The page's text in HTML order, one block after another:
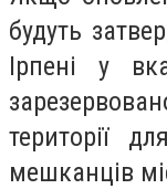
будуть
Ірпені у
території
мешканців